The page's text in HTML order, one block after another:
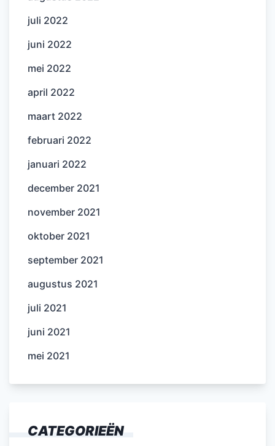
juli 2022
juni 2022
mei 2022
april 2022
maart 2022
februari 2022
januari 2022
december 2021
november 2021
oktober 2021
september 2021
augustus 2021
juli 2021
juni 2021
mei 2021
CATEGORIEËN